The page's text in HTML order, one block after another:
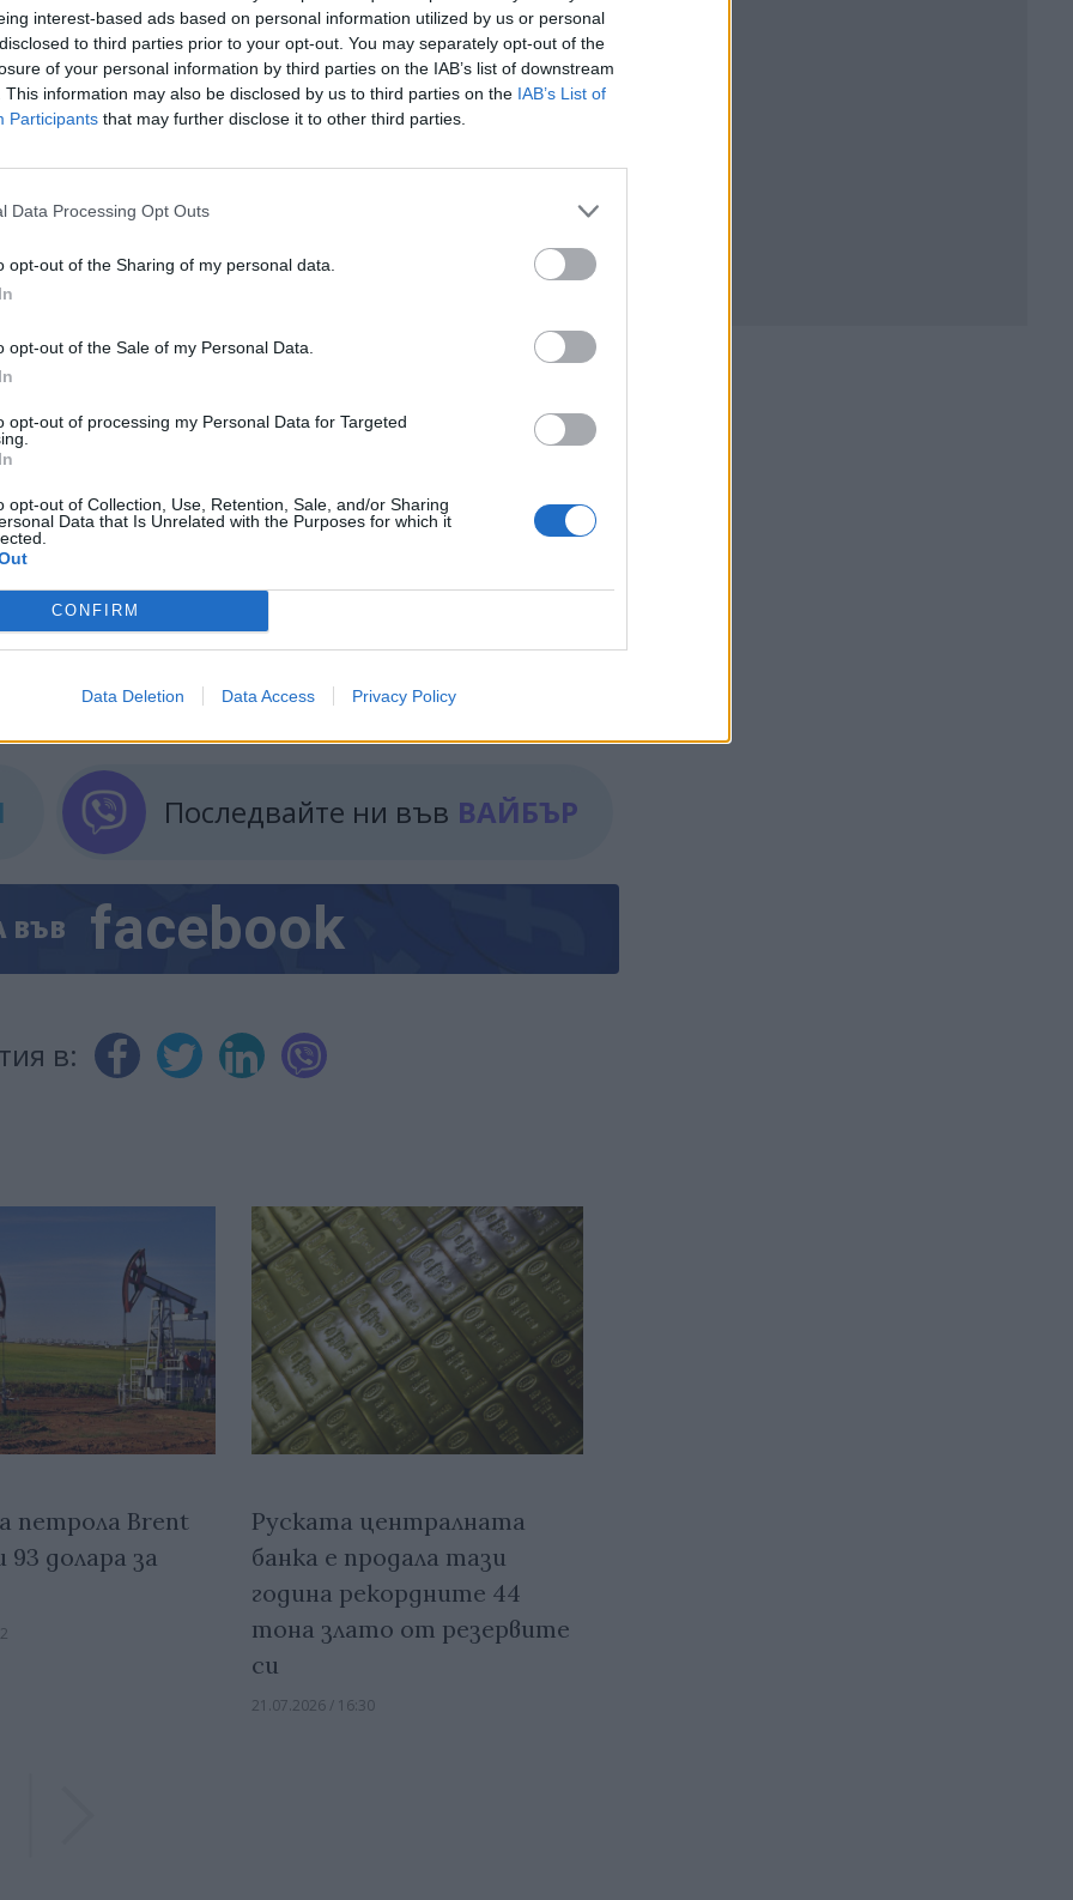
interest-based ads based on personal information utilized by us or personal
to third parties prior to your opt-out. You may separately opt-out of the
of your personal information by third parties on the IAB’s list of downstream
This information may also be disclosed by us to third parties on the IAB’s List of
Participants that may further disclose it to other third parties.
Data Processing Opt Outs
opt-out of the Sharing of my personal data.
opt-out of the Sale of my Personal Data.
opt-out of processing my Personal Data for Targeted
opt-out of Collection, Use, Retention, Sale, and/or Sharing
Data that Is Unrelated with the Purposes for which it
CONFIRM
Data Deletion Data Access Privacy Policy
, които активираха инфлацията, са
трябва да повиши лихвените проценти, дори ако
Reuters,
програма на Ислямската република, която бързо
публикация на президента Тръмп,
си уран
за евентуално споразумение се осуетява. Преди
проток, Израел заяви, чеще засили ударите
като основно условие спирането на израелските
от Ислямската република. Като цяло, ситуацията в
на петрола - също.
Последвайте ни във ВАЙБЪР
ВЪВ facebook
в:
петрола Brent
93 долара за
Руската централната
банка е продала тази
година рекордните 44
тона злато от резервите
си
21.07.2026 / 16:30